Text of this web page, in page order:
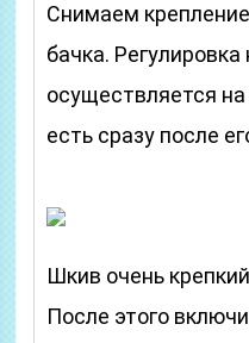
Снимаем
бачка.
осуществляется
есть сразу после
Шкив очень
После этого